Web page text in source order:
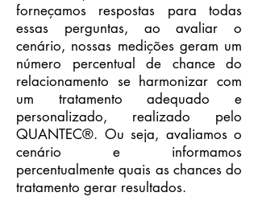
forneçamos respostas para todas
essas perguntas, ao avaliar o
cenário, nossas medições geram um
número percentual de chance do
relacionamento se harmonizar com
um tratamento adequado e
personalizado, realizado pelo
QUANTEC®. Ou seja, avaliamos o
cenário e informamos
percentualmente quais as chances do
tratamento gerar resultados.